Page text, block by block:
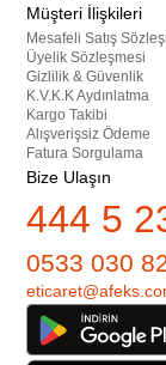
Müşteri İlişkileri
Mesafeli Satış
Üyelik Sözleşmesi
Gizlilik & Güvenlik
K.V.K.K Aydınlatma
Kargo Takibi
Alışverişsiz Ödeme
Fatura Sorgulama
Bize Ulaşın
444 5
0533 030